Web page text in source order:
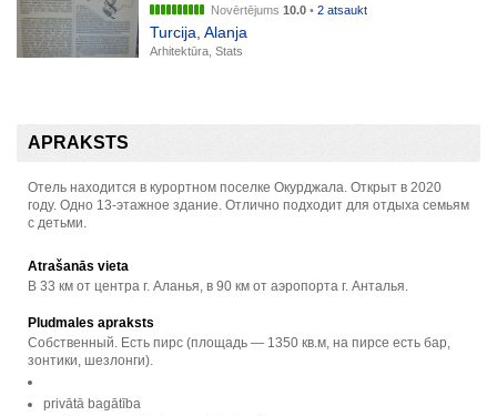
Novērtējums 10.0 • 2 atsaukt
Turcija, Alanja
Arhitektūra, Stats
APRAKSTS
Отель находится в курортном поселке Окурджала. Открыт в 2020
году. Одно 13-этажное здание. Отлично подходит для отдыха семьям
с детьми.
Atrašanās vieta
В 33 км от центра г. Аланья, в 90 км от аэропорта г. Анталья.
Pludmales apraksts
Собственный. Есть пирс (площадь — 1350 кв.м, на пирсе есть бар,
зонтики, шезлонги).
privātā bagātība